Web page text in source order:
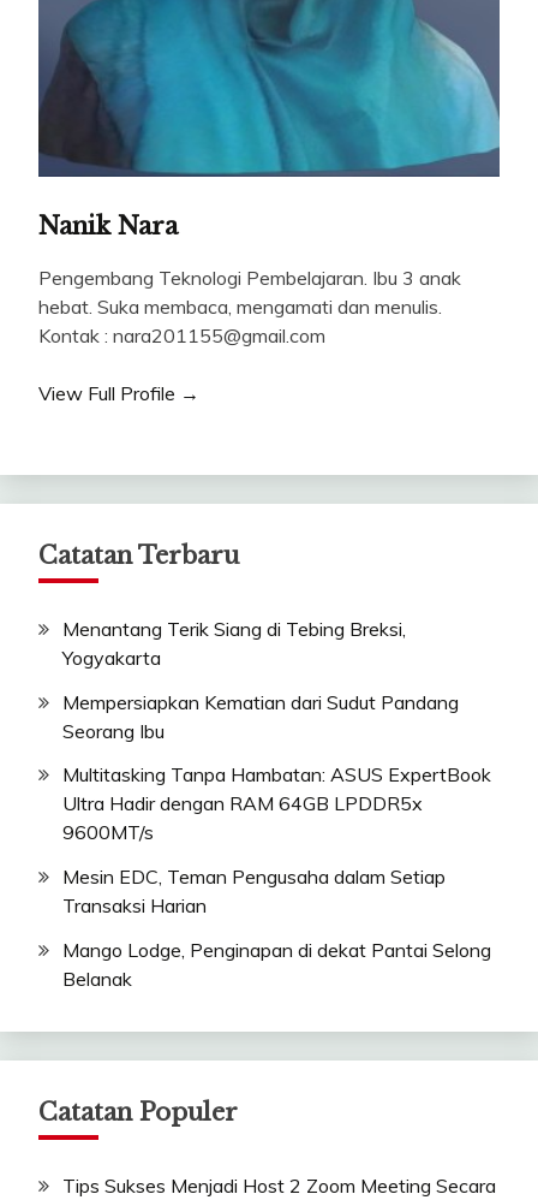
Nanik Nara
Pengembang Teknologi Pembelajaran. Ibu 3 anak
hebat. Suka membaca, mengamati dan menulis.
Kontak : nara201155@gmail.com
View Full Profile →
Catatan Terbaru
Menantang Terik Siang di Tebing Breksi,
Yogyakarta
Mempersiapkan Kematian dari Sudut Pandang
Seorang Ibu
Multitasking Tanpa Hambatan: ASUS ExpertBook
Ultra Hadir dengan RAM 64GB LPDDR5x
9600MT/s
Mesin EDC, Teman Pengusaha dalam Setiap
Transaksi Harian
Mango Lodge, Penginapan di dekat Pantai Selong
Belanak
Catatan Populer
Tips Sukses Menjadi Host 2 Zoom Meeting Secara